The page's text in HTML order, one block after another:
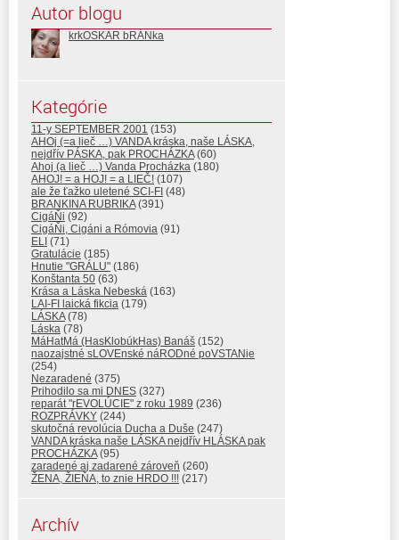
Autor blogu
krkOSKAR bRÁNka
Kategórie
11-y SEPTEMBER 2001 (153)
AHOj (=a lieč …) VANDA kráska, naše LÁSKA,
nejdřív PÁSKA, pak PROCHÁZKA(60)
Ahoj (a lieč …) Vanda Procházka (180)
AHOJ! = a HOJ! = a LIEČ! (107)
ale že ťažko uletené SCI-FI (48)
BRANKINA RUBRIKA(391)
CigáŇi (92)
CigáŇi, Cigáni a Rómovia (91)
ELI (71)
Gratulácie (185)
Hnutie "GRÁLU" (186)
Konštanta 50 (63)
Krása a Láska Nebeská (163)
LAI-FI laická fikcia (179)
LÁSKA(78)
Láska (78)
MáHatMá (HasKlobúkHas) Banáš (152)
naozajstné sLOVEnské náRODné poVSTANie
(254)
Nezaradené (375)
Prihodilo sa mi DNES (327)
reparát "rEVOLÚCIE" z roku 1989 (236)
ROZPRÁVKY (244)
skutočná revolúcia Ducha a Duše (247)
VANDA kráska naše LÁSKA nejdřív HLÁSKA pak
PROCHÁZKA(95)
zaradené aj zadarené zároveň (260)
ŽENA, ŽIEŇA, to znie HRDO !!! (217)
Archív